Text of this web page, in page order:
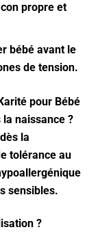
propre et
bébé avant le
de tension.
pour Bébé
naissance ?
la
tolérance au
sensibles.
?